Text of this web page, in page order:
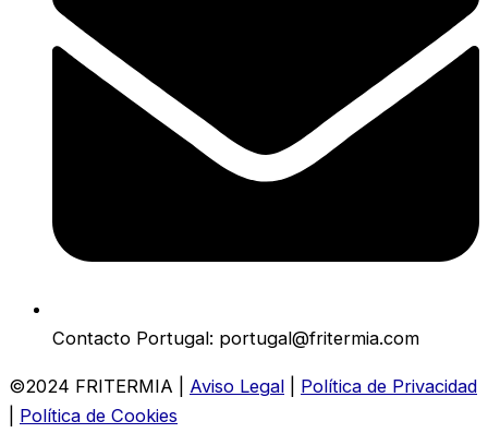
Contacto Portugal: portugal@fritermia.com
©2024 FRITERMIA | Aviso Legal
Política de Privacidad
Política de Cookies